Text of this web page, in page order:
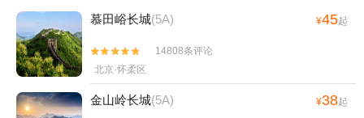
慕田峪长城(5A) ¥45起


14808条评论
北京·怀柔区
金山岭长城(5A) ¥38起